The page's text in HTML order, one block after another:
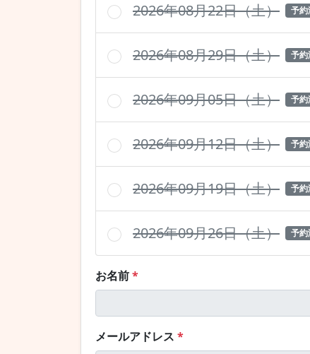
2026年08月22日（土） 予約
2026年08月29日（土） 予約
2026年09月05日（土） 予約
2026年09月12日（土） 予約
2026年09月19日（土） 予約
2026年09月26日（土） 予約
お名前*
メールアドレス *